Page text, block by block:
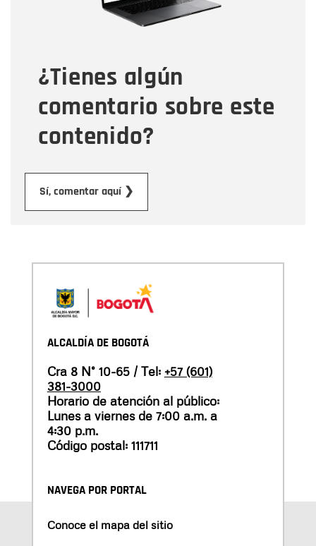
¿Tienes algún
comentario sobre este
contenido?
Sí, comentar aquí ❯
Tipo de comentario
Mensaje
ALCALDÍA DE BOGOTÁ
Cra 8 N° 10-65 / Tel: +57 (601)
381-3000
Horario de atención al público:
Lunes a viernes de 7:00 a.m. a
4:30 p.m.
Código postal: 111711
NAVEGA POR PORTAL
Conoce el mapa del sitio